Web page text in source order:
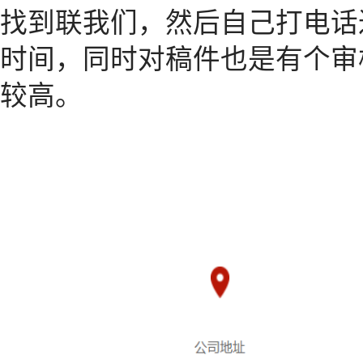
找到联我们，然后自己打电
时间，同时对稿件也是有个
较高。